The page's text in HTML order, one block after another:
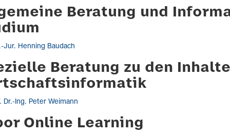
Beratung und
Jur. Henning Baudach
Beratung zu den
Dr.-Ing. Peter Weimann
Online Learning